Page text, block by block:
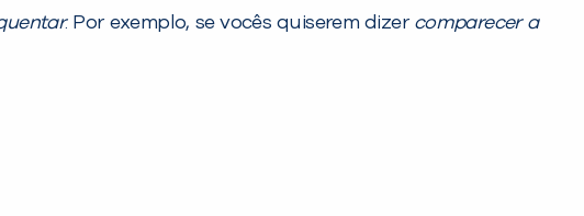
. Por exemplo, se vocês quiserem dizer comparecer a